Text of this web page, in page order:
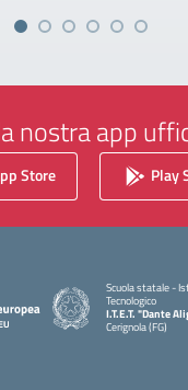
nostra app
Store Play
Scuola statale -
Tecnologico
I.T.E.T. "Dante
Cerignola (FG)
— Visita la pagina